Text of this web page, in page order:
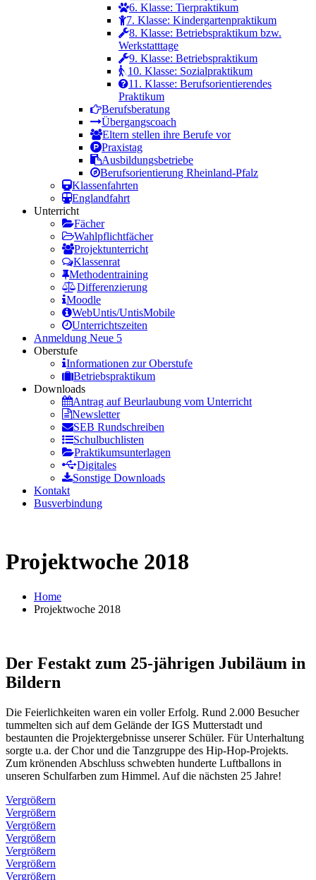
6. Klasse: Tierpraktikum
7. Klasse: Kindergartenpraktikum
8. Klasse: Betriebspraktikum bzw.
Werkstatttage
9. Klasse: Betriebspraktikum
10. Klasse: Sozialpraktikum
11. Klasse: Berufsorientierendes
Praktikum
Berufsberatung
Übergangscoach
Eltern stellen ihre Berufe vor
Praxistag
Ausbildungsbetriebe
Berufsorientierung Rheinland-Pfalz
Klassenfahrten
Englandfahrt
Unterricht
Fächer
Wahlpflichtfächer
Projektunterricht
Klassenrat
Methodentraining
Differenzierung
Moodle
WebUntis/UntisMobile
Unterrichtszeiten
Anmeldung Neue 5
Oberstufe
Informationen zur Oberstufe
Betriebspraktikum
Downloads
Antrag auf Beurlaubung vom Unterricht
Newsletter
SEB Rundschreiben
Schulbuchlisten
Praktikumsunterlagen
Digitales
Sonstige Downloads
Kontakt
Busverbindung
Projektwoche 2018
Home
Projektwoche 2018
Der Festakt zum 25-jährigen Jubiläum in
Bildern
Die Feierlichkeiten waren ein voller Erfolg. Rund 2.000 Besucher
tummelten sich auf dem Gelände der IGS Mutterstadt und
bestaunten die Projektergebnisse unserer Schüler. Für Unterhaltung
sorgte u.a. der Chor und die Tanzgruppe des Hip-Hop-Projekts.
Zum krönenden Abschluss schwebten hunderte Luftballons in
unseren Schulfarben zum Himmel. Auf die nächsten 25 Jahre!
Vergrößern
Vergrößern
Vergrößern
Vergrößern
Vergrößern
Vergrößern
Vergrößern